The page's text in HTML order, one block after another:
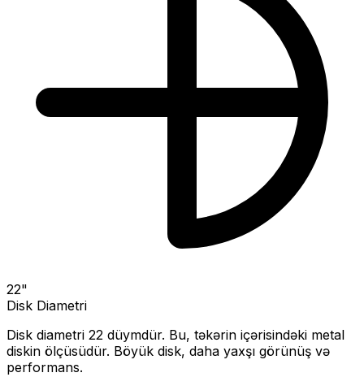
22"
Disk Diametri
Disk diametri 22 düymdür. Bu, təkərin içərisindəki metal
diskin ölçüsüdür. Böyük disk, daha yaxşı görünüş və
performans.